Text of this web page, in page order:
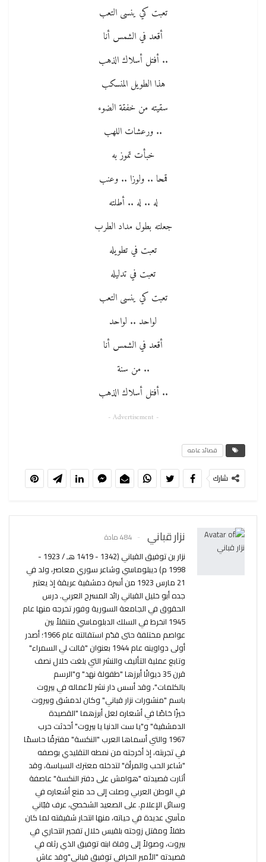
تعبت كي ينسى التعب
أقعد في الشمس أنا
.. أفتل أسلاك الذهب
هذا الطويل المنسكب
سقيته من خفقة الضوء
.. ورعشات اللهب
خبأت تموز به
قمحا .. ولوزا .. وعنب
له .. له .. أطلته
جعلته بطول مداد الطرب
تعبت في تطويله
تعبت في تدليله
تعبت كي ينسى التعب
لواحد .. لواحد
أقعد في الشمس أنا
.. من سنة
.. أفتل أسلاك الذهب
- Advertisement -
قصائد عامه
شارك
نزار قباني 484 مادة
نزار بن توفيق القباني (1342 - 1419 هـ / 1923 -
1998 م) ديبلوماسي وشاعر سوري معاصر، ولد في
21 مارس 1923 من أسرة دمشقية عريقة إذ يعتبر
جده أبو خليل القباني رائد المسرح العربي. درس
الحقوق في الجامعة السورية وفور تخرجه منها عام
1945 انخرط في السلك الدبلوماسي متنقلاً بين
عواصم مختلفة حتى قدّم استقالته عام 1966؛ أصدر
أولى دواوينه عام 1944 بعنوان "قالت لي السمراء"
وتابع عملية التأليف والنشر التي بلغت خلال نصف
قرن 35 ديوانًا أبرزها "طفولة نهد" و"الرسم
بالكلمات"، وقد أسس دار نشر لأعماله في بيروت
باسم "منشورات نزار قباني" وكان لدمشق وبيروت
حيزًا خاصًا في أشعاره لعل أبرزهما "القصيدة
الدمشقية" و"يا ست الدنيا يا بيروت" أحدثت حرب
1967 والتي أسماها العرب "النكسة" مفترقًا حاسمًا
في تجربته، إذ أخرجته من نمطه التقليدي بوصفه
"شاعر الحب والمرأة" لتدخله معترك السياسة، وقد
أثارت قصيدته "هوامش على دفتر النكسة" عاصفة
في الوطن العربي وصلت إلى حد منع أشعاره في
وسائل الإعلام. على الصعيد الشخصي، عرف قبّاني
مآسي عديدة في حياته، منها انتحار شقيقته لما كان
طفلاً ومقتل زوجته بلقيس خلال تفجير انتحاري في
بيروت، وصولاً إلى وفاة ابنه توفيق الذي رثاه في
قصيدته "الأمير الخرافي توفيق قباني"وقد عاش